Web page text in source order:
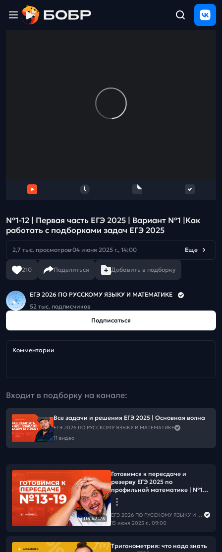
№1-12 | Первая часть ЕГЭ 2025 | Вариант №1 |Как
работать с подборками задач ЕГЭ 2025
2,7 тыс. просмотров 04 июня 2025 г., 14:00 Еще
210 Поделиться Добавить в подборку
ЕГЭ 2026 ПО РУССКОМУ ЯЗЫКУ И МАТЕМАТИКЕ
52 тыс. подписчиков
Подписаться
Комментарии
Входит в подборку на канале:
Все задачи и решения ЕГЭ 2025 | Основная волна
ЕГЭ 2026 ПО РУССКОМУ ЯЗЫКУ И МАТЕМАТИКЕ
11 видео
03:47:23
Готовимся к пересдаче и
резерву ЕГЭ 2025 по
профильной математике | №13-
19
ЕГЭ 2026 ПО РУССКОМУ ЯЗЫКУ И МАТЕМАТИКЕ
15 июня 2025 г., 09:00
Тригонометрия: что надо знать